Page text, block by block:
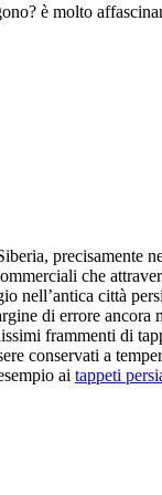
è molto
precisamente
che
nell’antica città
di errore
frammenti di
conservati a
ai tappeti